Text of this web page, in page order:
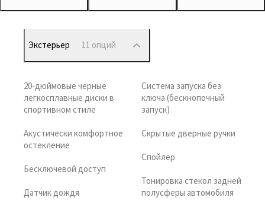
Экстерьер 11 опций
20-дюймовые черные
легкосплавные диски в
спортивном стиле
Акустически комфортное
остекление
Бесключевой доступ
Датчик дождя
Система запуска без
ключа (бескнопочный
запуск)
Скрытые дверные ручки
Спойлер
Тонировка стекол задней
полусферы автомобиля